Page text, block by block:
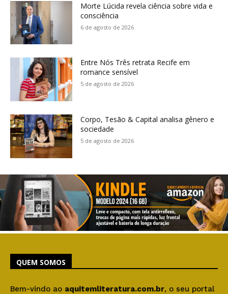
Morte Lúcida revela ciência sobre vida e
consciência
6 de agosto de 2026
Entre Nós Três retrata Recife em
romance sensível
5 de agosto de 2026
Corpo, Tesão & Capital analisa gênero e
sociedade
5 de agosto de 2026
QUEM SOMOS
Bem-vindo ao aquitemliteratura.com.br, o seu portal